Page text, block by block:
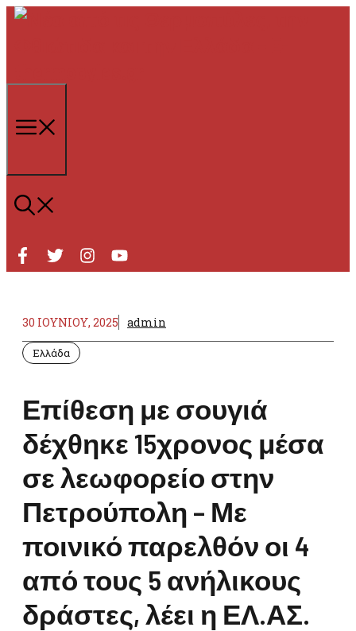
Μετάβαση
30 ΙΟΥΝΊΟΥ, 2025 admin
Ελλάδα
Επίθεση με σουγιά
δέχθηκε 15χρονος μέσα
σε λεωφορείο στην
Πετρούπολη – Με
ποινικό παρελθόν οι 4
από τους 5 ανήλικους
δράστες, λέει η ΕΛ.ΑΣ.